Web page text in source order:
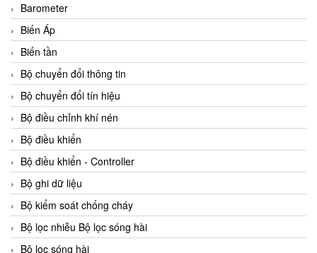
Barometer
Biến Áp
Biến tần
Bộ chuyển đổi thông tin
Bộ chuyển đổi tín hiệu
Bộ điều chỉnh khí nén
Bộ điều khiển
Bộ điều khiển - Controller
Bộ ghi dữ liệu
Bộ kiểm soát chống cháy
Bộ lọc nhiễu Bộ lọc sóng hài
Bộ lọc sóng hài